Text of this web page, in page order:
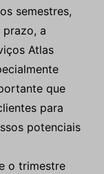
semestres,
a
Atlas
que
para
potenciais
o trimestre